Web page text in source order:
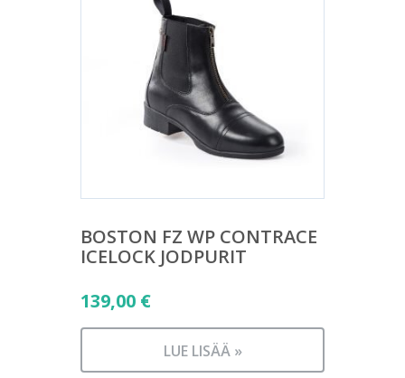
BOSTON FZ WP CONTRACE
ICELOCK JODPURIT
139,00 €
LUE LISÄÄ »